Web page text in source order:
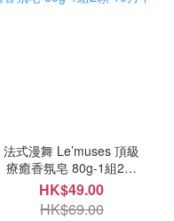
法式漫舞 Le’muses 頂級
療癒香氛皂 80g-1組2顆
10月中
HK$49.00
HK$69.00